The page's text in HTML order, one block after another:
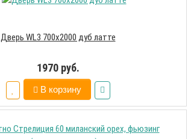
Дверь WL3 700х2000 дуб латте
1970 руб.
В корзину